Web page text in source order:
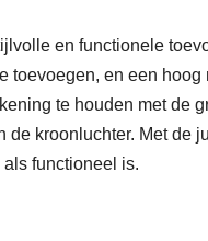
en functionele
toevoegen, en een
te houden met de
kroonluchter. Met de
functioneel is.